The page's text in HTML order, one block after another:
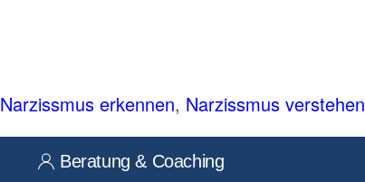
Narzissmus erkennen, Narzissmus verstehen
Beratung & Coaching